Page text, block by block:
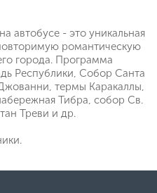
автобусе - это уникальная
романтическую
города. Программа
Республики, Собор Санта
термы Каракаллы,
Тибра, собор Св.
Треви и др.